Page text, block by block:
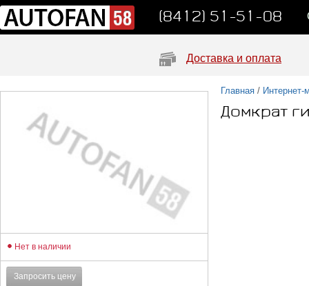
(8412) 51-51-08
Доставка и оплата
Главная / Интернет-
Домкрат
Нет в наличии
Запросить цену